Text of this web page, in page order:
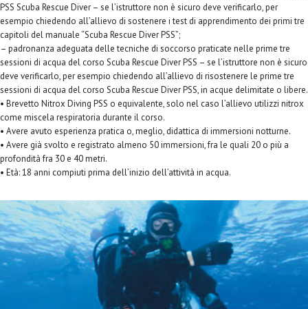
PSS Scuba Rescue Diver – se l’istruttore non è sicuro deve verificarlo, per
esempio chiedendo all’allievo di sostenere i test di apprendimento dei primi tre
capitoli del manuale “Scuba Rescue Diver PSS”;
– padronanza adeguata delle tecniche di soccorso praticate nelle prime tre
sessioni di acqua del corso Scuba Rescue Diver PSS – se l’istruttore non è sicuro
deve verificarlo, per esempio chiedendo all’allievo di risostenere le prime tre
sessioni di acqua del corso Scuba Rescue Diver PSS, in acque delimitate o libere.
• Brevetto Nitrox Diving PSS o equivalente, solo nel caso l’allievo utilizzi nitrox
come miscela respiratoria durante il corso.
• Avere avuto esperienza pratica o, meglio, didattica di immersioni notturne.
• Avere già svolto e registrato almeno 50 immersioni, fra le quali 20 o più a
profondità fra 30 e 40 metri.
• Età: 18 anni compiuti prima dell’inizio dell’attività in acqua.